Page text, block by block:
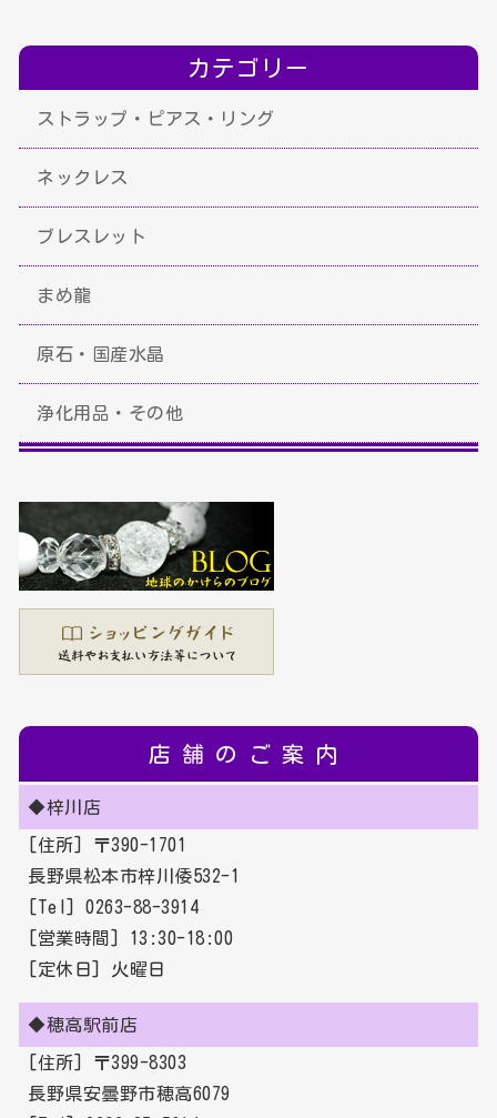
カテゴリー
ストラップ・ピアス・リング
ネックレス
ブレスレット
まめ龍
原石・国産水晶
浄化用品・その他
店舗のご案内
◆梓川店
[住所] 〒390-1701
長野県松本市梓川倭532-1
[Tel] 0263-88-3914
[営業時間] 13:30-18:00
[定休日] 火曜日
◆穂高駅前店
[住所] 〒399-8303
長野県安曇野市穂高6079